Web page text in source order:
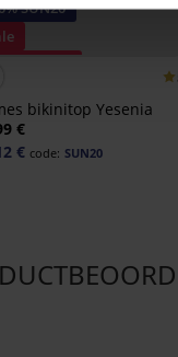
SUN20
bikinitop Yesenia
€
€ code: SUN20